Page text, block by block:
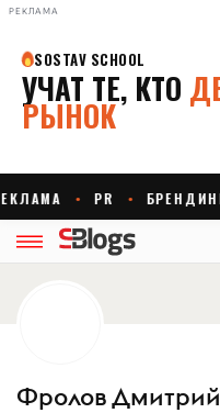
РЕКЛАМА
Фролов Дмитрий